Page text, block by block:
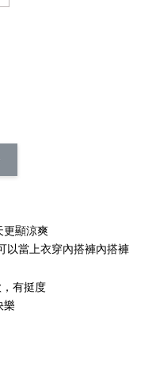
更顯涼爽
當上衣穿內搭褲內搭褲
有挺度
樂